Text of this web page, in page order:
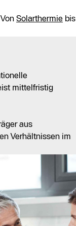
Solarthermie bis
mittelfristig
aus
Verhältnissen im